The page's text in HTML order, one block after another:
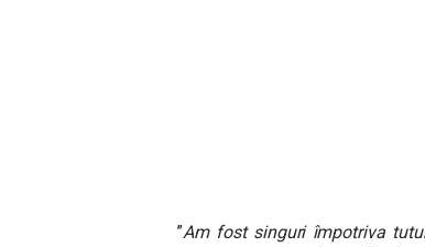
”Am fost singuri împotriva